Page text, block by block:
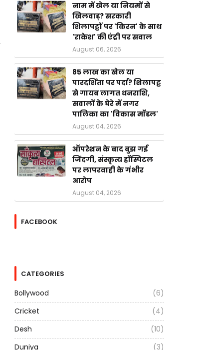
नाम में खेल या नियमों से
खिलवाड़? सरकारी
शिलापट्टों पर 'किरन' के साथ
'राकेश' की एंट्री पर सवाल
August 06, 2026
85 लाख का खेल या
पारदर्शिता पर पर्दा? शिलापट्ट
से गायब लागत धनराशि,
सवालों के घेरे में नगर
पालिका का 'विकास मॉडल'
August 04, 2026
ऑपरेशन के बाद बुझ गई
जिंदगी, संस्कृत्य हॉस्पिटल
पर लापरवाही के गंभीर
आरोप
August 04, 2026
FACEBOOK
CATEGORIES
Bollywood
(6)
Cricket
(4)
Desh
(10)
Duniya
(3)